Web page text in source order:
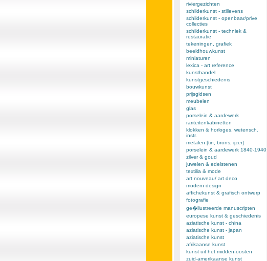
riviergezichten
schilderkunst - stillevens
schilderkunst - openbaar/prive
collecties
schilderkunst - techniek &
restauratie
tekeningen, grafiek
beeldhouwkunst
miniaturen
lexica - art reference
kunsthandel
kunstgeschiedenis
bouwkunst
prijsgidsen
meubelen
glas
porselein & aardewerk
rariteitenkabinetten
klokken & horloges, wetensch.
instr.
metalen [tin, brons, ijzer]
porselein & aardewerk 1840-1940
zilver & goud
juwelen & edelstenen
textilia & mode
art nouveau/ art deco
modern design
affichekunst & grafisch ontwerp
fotografie
ge�llustreerde manuscripten
europese kunst & geschiedenis
aziatische kunst - china
aziatische kunst - japan
aziatische kunst
afrikaanse kunst
kunst uit het midden-oosten
zuid-amerikaanse kunst